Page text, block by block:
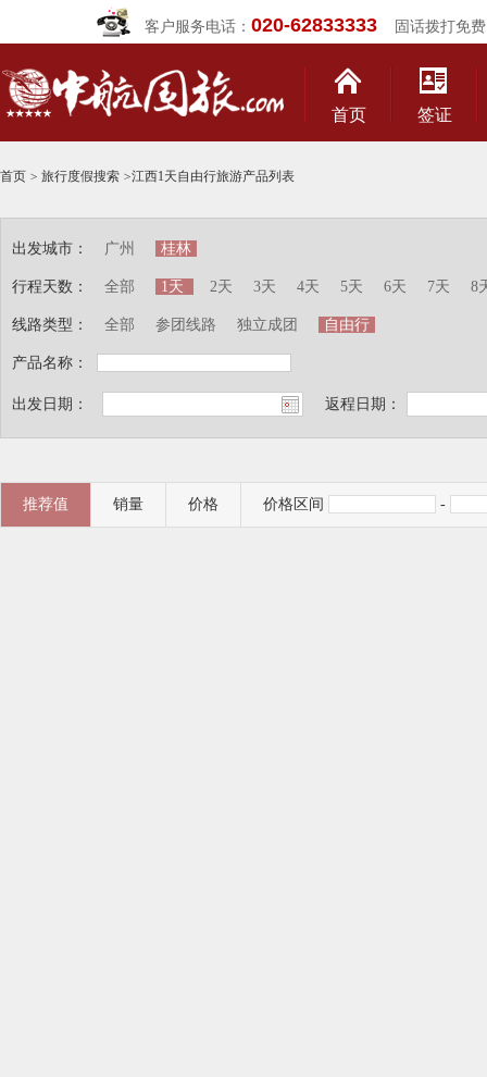
客户服务电话： 020-62833333固话拨打免费
首页 签证
首页 > 旅行度假搜索 >江西1天自由行旅游产品列表
出发城市：
行程天数：
线路类型：
产品名称：
广州 桂林
全部 1天 2天 3天 4天 5天 6天 7天 8
全部 参团线路 独立成团 自由行
出发日期： 返程日期：
推荐值 销量 价格 价格区间 -